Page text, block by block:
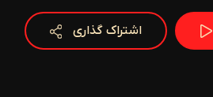
اشتراک گذاری